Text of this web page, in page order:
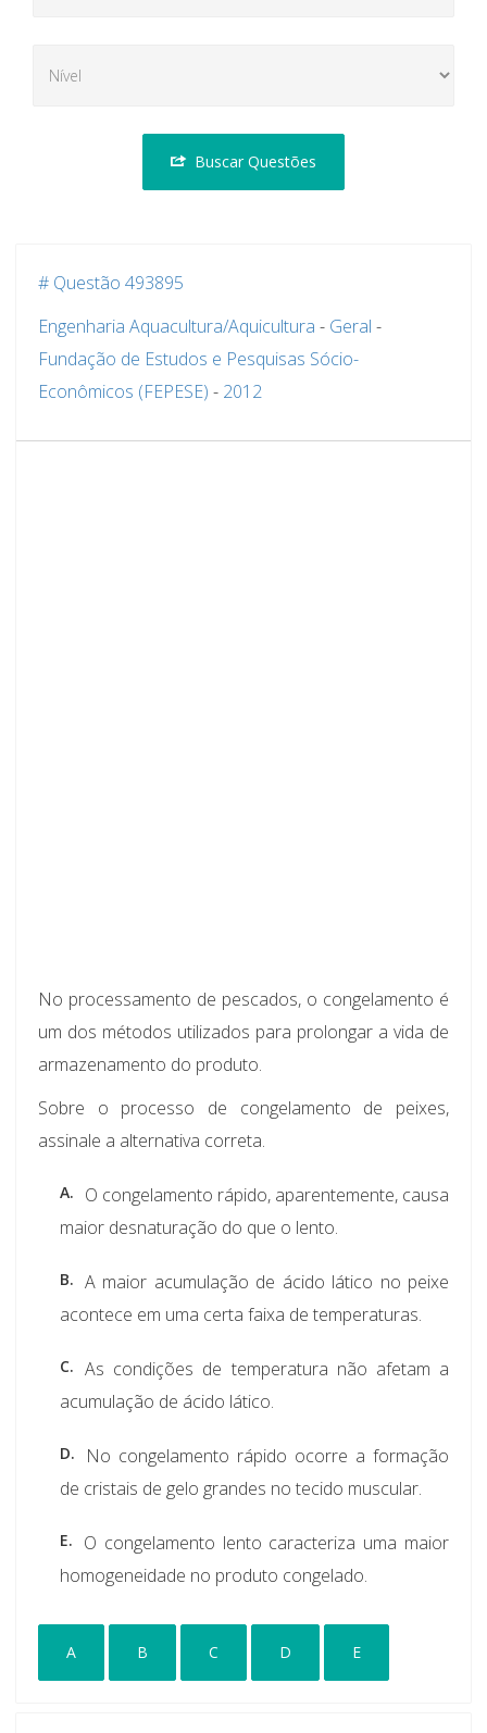
Buscar Questões
# Questão 493895
Engenharia Aquacultura/Aquicultura - Geral -
Fundação de Estudos e Pesquisas Sócio-
Econômicos (FEPESE) - 2012
No processamento de pescados, o congelamento é
um dos métodos utilizados para prolongar a vida de
armazenamento do produto.
Sobre o processo de congelamento de peixes,
assinale a alternativa correta.
A.
O congelamento rápido, aparentemente, causa
maior desnaturação do que o lento.
B. A maior acumulação de ácido lático no peixe
acontece em uma certa faixa de temperaturas.
C. As condições de temperatura não afetam a
acumulação de ácido lático.
D.
No congelamento rápido ocorre a formação
de cristais de gelo grandes no tecido muscular.
E.
O congelamento lento caracteriza uma maior
homogeneidade no produto congelado.
A B C D E